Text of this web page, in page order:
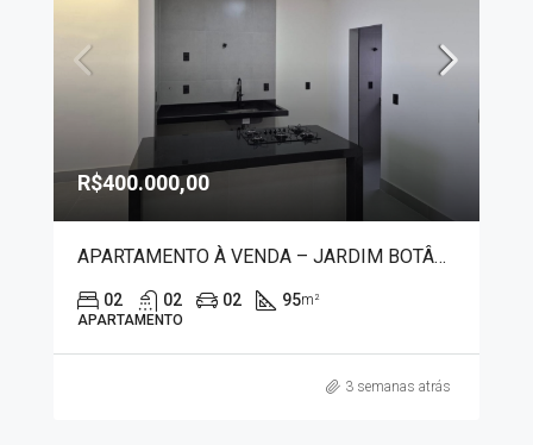
R$400.000,00
APARTAMENTO À VENDA – JARDIM BOTÂNICO 3002
02 02 02 95m²
APARTAMENTO
3 semanas atrás